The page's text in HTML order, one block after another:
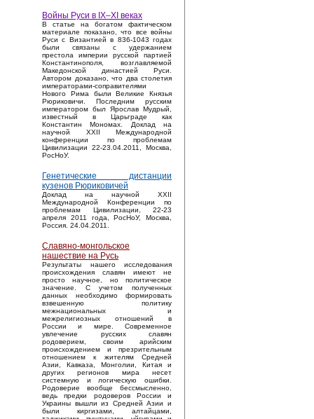
Войны Руси в IX–XI веках
В статье на богатом фактическом
материале показано, что все войны
Руси с Византией в 836-1043 годах
были связаны с удержанием
престола империи русской партией
Константинополя, возглавляемой
Македонской династией Руси.
Автором доказано, что два столетия
императорами-соправителями
Нового Рима были Великие Князья
Рюриковичи. Последним русским
императором был Ярослав Мудрый,
известный в Царьграде как
Константин Мономах. Доклад на
научной XXII Международной
конференции по проблемам
Цивилизации 22-23.04.2011, Москва,
РосНоУ.
Генетические дистанции
кузенов Рюриковичей
Доклад на научной XXII
Международной Конференции по
проблемам Цивилизации, 22-23
апреля 2011 года, РосНоУ, Москва,
Россия. 24.04.2011.
Славяно-монгольское
нашествие на Русь
Результаты нашего исследования
происхождения славян имеют не
просто научное, но политическое
значение. С учетом полученных
данных необходимо формировать
взвешенную политику
межнациональных и
межрелигиозных отношений в
России и мире. Современное
увлечение русских славян
родоверием, своим арийским
происхождением и презрительным
отношением к жителям Средней
Азии, Кавказа, Монголии, Китая и
других регионов мира несет
системную и логическую ошибки.
Родоверие вообще бессмысленно,
ведь предки родоверов России и
Украины вышли из Средней Азии и
были киргизами, алтайцами,